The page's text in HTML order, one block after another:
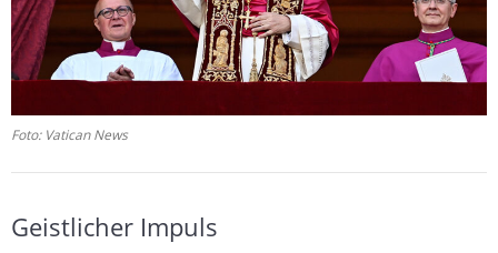
Foto: Vatican News
Geistlicher Impuls